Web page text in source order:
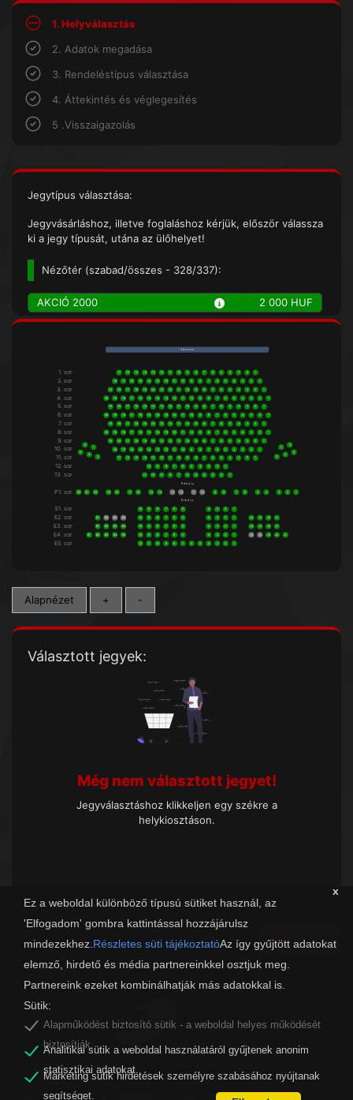
x
Ez a weboldal különböző típusú sütiket használ, az
'Elfogadom' gombra kattintással hozzájárulsz
mindezekhez. Részletes süti tájékoztatóAz így gyűjtött adatokat
elemző, hirdető és média partnereinkkel osztjuk meg.
Partnereink ezeket kombinálhatják más adatokkal is.
Sütik:
Alapműködést biztosító sütik - a weboldal helyes működését
biztosítják.
Analitikai sütik a weboldal használatáról gyűjtenek anonim
statisztikai adatokat.
Marketing sütik hirdetések személyre szabásához nyújtanak
segítséget.
1. Helyválasztás
2. Adatok megadása
3. Rendeléstípus választása
4. Áttekintés és véglegesítés
5 .Visszaigazolás
Jegytípus választása:
Jegyvásárláshoz, illetve foglaláshoz kérjük, először válassza
ki a jegy típusát, utána az ülőhelyet!
Nézőtér (szabad/összes - 328/337):
AKCIÓ 2000 2 000 HUF
V á s z o n
1. sor 17 16 15 14 13 12 11 10 9 8 7 6 5 4 3 2 1
2. sor 18 17 16 15 14 13 12 11 10 9 8 7 6 5 4 3 2 1
3. sor 19 18 17 16 15 14 13 12 11 10 9 8 7 6 4 3 2 1
4. sor 20 19 18 17 16 15 14 13 12 11 10 9 8 7 6 4 3 2 1
5. sor 19 18 17 16 15 14 13 12 11 10 9 8 7 6 5 4 3 2 1
6. sor 20 19 18 17 16 15 14 13 12 11 10 9 8 7 6 5 4 3 2 1
7. sor 19 18 17 16 15 14 13 12 11 10 9 8 7 6 5 4 3 2 1
8. sor 20 19 18 17 16 15 14 13 12 11 10 9 8 7 6 4 3 2 1
9. sor 19 18 17 16 15 14 13 12 11 10 9 8 7 6 4 3 2
1
2
1
10. sor 18 17 16 15 14 13 12 11 10 9 8 7 6 4 3 2 1
1
2
5
4
3
11. sor 17 16 15 14 13 12 11 10 9 8 7 6 5 4 3 2 1 3
4
5
12. sor 10 9 8 7 6 5 4 3 2 1
13. sor 11 10 9 8 7 6 5 4 3 2 1
P1. sor 22 21 20 19 18 17 16 15 14 13 12 9 8 7 6 4 3 2 1
E1. sor 10 9 8 7 6 5 4 3 2 1
E2. sor B1 B2 B3 B4 10 9 8 7 6 5 4 3 2 1 J4 J3 J2 J1
E3. sor B1 B2 B3 B4 10 9 8 7 6 5 4 3 2 1 J4 J3 J2 J1
E4. sor B1 B2 B3 B4 B5 10 9 8 7 6 4 3 2 1 J4 J3 J2 J1
E5. sor 12 11 10 9 8 7 6 4 3 2 1
P á h o l y
E r k é l y
Alapnézet + -
Választott jegyek:
Még nem választott jegyet!
Jegyválasztáshoz klikkeljen egy székre a
helykiosztáson.
Tovább
organw@zalaszam.hu
Kapcsolat
LinkedIn
Copyright 2019 - © Zalaszám Informatika Kft.